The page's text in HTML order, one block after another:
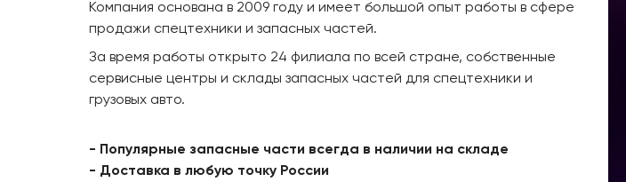
Компания основана в 2009 году и имеет большой опыт работы в сфере
продажи спецтехники и запасных частей.
За время работы открыто 24 филиала по всей стране, собственные
сервисные центры и склады запасных частей для спецтехники и
грузовых авто.
- Популярные запасные части всегда в наличии на складе
- Доставка в любую точку России